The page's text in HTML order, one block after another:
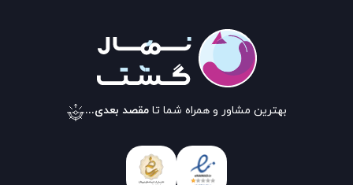
بهترین مشاور و همراه شما تا مقصد بعدی...